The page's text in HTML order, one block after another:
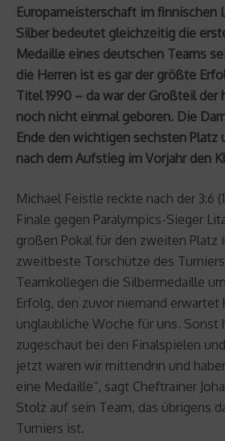
Europameisterschaft im finnischen
Silber bedeutet gleichzeitig die
Medaille eines deutschen Teams
die Herren ist es gar der größte
Titel 1990 – da war der Großteil
noch nicht einmal geboren. Die
Ende den wichtigen sechsten Platz
nach dem Aufstieg im Vorjahr den
Michael Feistle reckte nach der 3:6
Finale gegen Paralympics-Sieger
großen Pokal für den zweiten Platz
zweitbeste Torschütze des
Teamkollegen die Silbermedaille
Erfolg, den zuvor niemand erwartet
unglaubliche Woche für uns. Sonst
zugeschaut bei den Finalspielen
jetzt waren wir mittendrin und
eine Medaille“, sagt Cheftrainer
Stolz auf sein Team, das übrigens
Turniers ist.